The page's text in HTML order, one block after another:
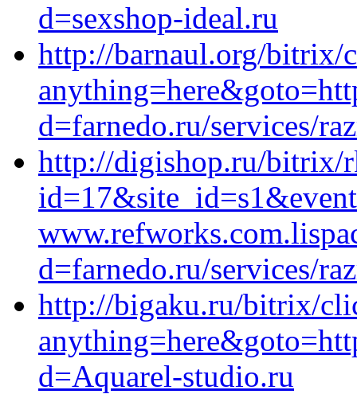
d=sexshop-ideal.ru
http://barnaul.org/bitrix/
d=farnedo.ru/services/
http://digishop.ru/bitrix/
d=farnedo.ru/services/
http://bigaku.ru/bitrix/
d=Aquarel-studio.ru